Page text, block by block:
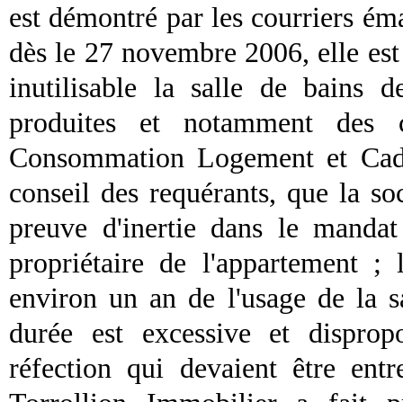
est démontré par les courriers
dès le 27 novembre 2006, elle
inutilisable la salle de bains
produites et notamment des
Consommation Logement et
conseil des requérants, que la
preuve d'inertie dans le
propriétaire de l'appartement ;
environ un an de l'usage de la
durée est excessive et
réfection qui devaient être